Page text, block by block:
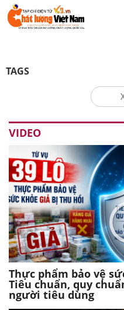
TAGS
VIDEO
Thực phẩm bảo vệ
Tiêu chuẩn, quy
người tiêu dùng